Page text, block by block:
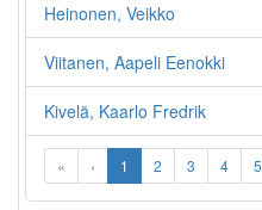
Heinonen, Veikko
Viitanen, Aapeli Eenokki
Kivelä, Kaarlo Fredrik
« ‹ 1 2 3 4 5